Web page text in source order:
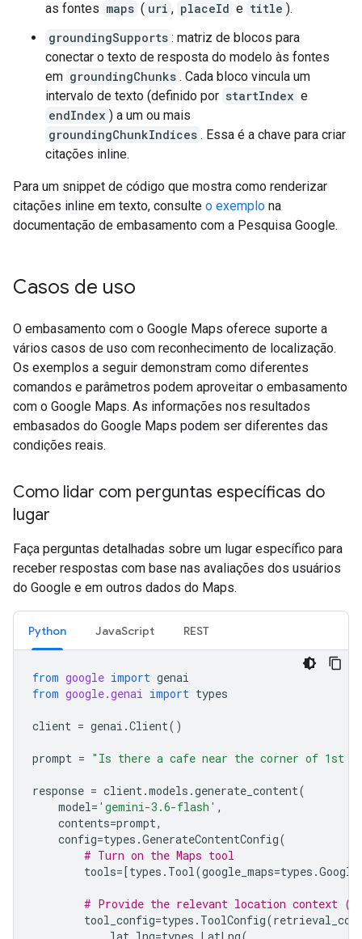
as fontes maps ( uri , placeId e title ).
groundingSupports : matriz de blocos para
conectar o texto de resposta do modelo às fontes
em groundingChunks . Cada bloco vincula um
intervalo de texto (definido por startIndex e
endIndex ) a um ou mais
groundingChunkIndices . Essa é a chave para criar
citações inline.
Para um snippet de código que mostra como renderizar
citações inline em texto, consulte o exemplo na
documentação de embasamento com a Pesquisa Google.
Casos de uso
O embasamento com o Google Maps oferece suporte a
vários casos de uso com reconhecimento de localização.
Os exemplos a seguir demonstram como diferentes
comandos e parâmetros podem aproveitar o embasamento
com o Google Maps. As informações nos resultados
embasados do Google Maps podem ser diferentes das
condições reais.
Como lidar com perguntas específicas do
lugar
Faça perguntas detalhadas sobre um lugar específico para
receber respostas com base nas avaliações dos usuários
do Google e em outros dados do Maps.
Python JavaScript REST
from google import genai
from google.genai import types
client = genai .Client()
prompt = "Is there a cafe near the corner of 1st
response = client.models .generate_content(
model= 'gemini-3.6-flash' ,
contents=prompt,
config=types .GenerateContentConfig(
# Turn on the Maps tool
tools=[types . Tool(google_maps=types .
# Provide the relevant location context
tool_config=types . ToolConfig(